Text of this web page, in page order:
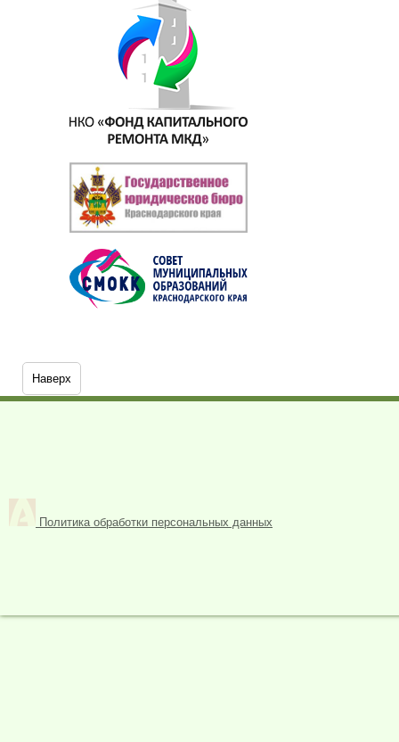
Наверх
Политика обработки персональных данных